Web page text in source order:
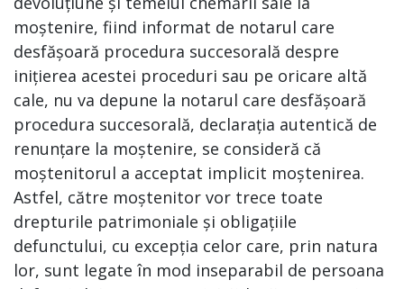
moștenire, fiind informat de notarul care
desfășoară procedura succesorală despre
inițierea acestei proceduri sau pe oricare altă
cale, nu va depune la notarul care desfășoară
procedura succesorală, declarația autentică de
renunțare la moștenire, se consideră că
moștenitorul a acceptat implicit moștenirea.
Astfel, către moștenitor vor trece toate
drepturile patrimoniale și obligațiile
defunctului, cu excepția celor care, prin natura
lor, sunt legate în mod inseparabil de persoana